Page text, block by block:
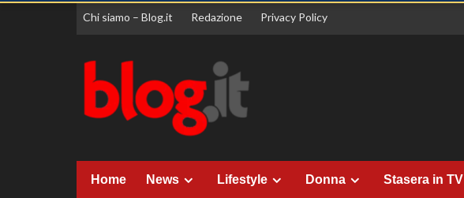
Vai
Chi siamo – Blog.it Redazione Privacy Policy
Home News Lifestyle Donna Stasera in TV